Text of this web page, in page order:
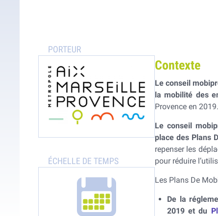
Contexte
Le conseil
la mobilité des
Provence en 2019.
Le conseil
place des Plans
repenser les
pour réduire
Les Plans De
De la
2019 et du